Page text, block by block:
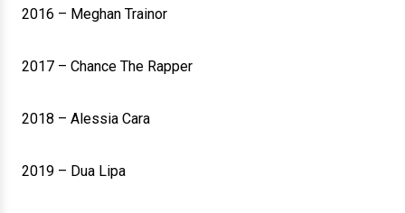
2016 – Meghan Trainor
2017 – Chance The Rapper
2018 – Alessia Cara
2019 – Dua Lipa